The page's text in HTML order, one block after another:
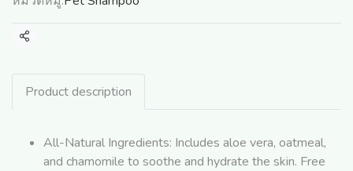
แชร์
Product description
All-Natural Ingredients: Includes aloe vera, oatmeal,
and chamomile to soothe and hydrate the skin. Free